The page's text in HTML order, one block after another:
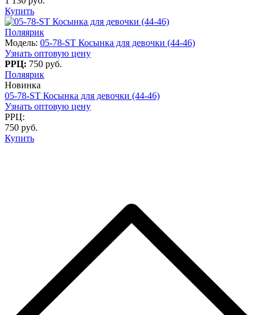
Купить
Поляярик
Модель: 05-78-ST Косынка для девочки (44-46)
Узнать оптовую цену
РРЦ: 750 руб.
Поляярик
Новинка
05-78-ST Косынка для девочки (44-46)
Узнать оптовую цену
РРЦ:
750 руб.
Купить